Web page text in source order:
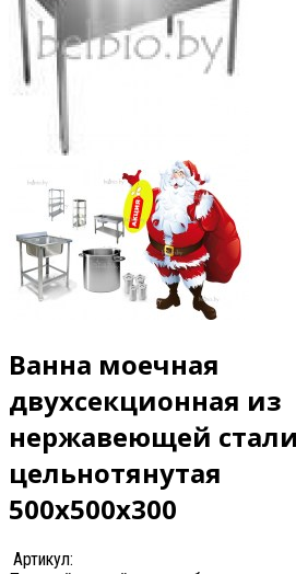
Ванна моечная
двухсекционная из
нержавеющей стали
цельнотянутая
500х500х300
Артикул: